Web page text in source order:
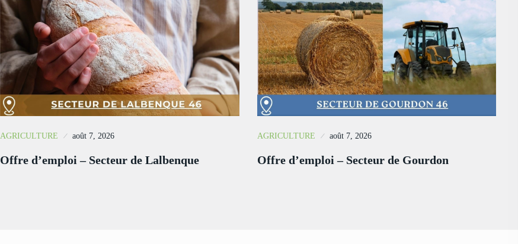
AGRICULTURE août 7, 2026
Offre d’emploi – Secteur de Lalbenque
AGRICULTURE août 7, 2026
Offre d’emploi – Secteur de Gourdon